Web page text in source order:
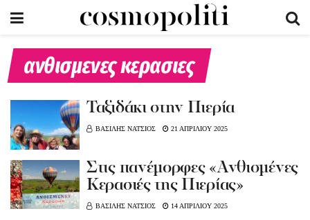
ανθισμενες κερασιες
Ταξιδάκι στην Πιερία
ΒΑΣΙΛΗΣ ΝΑΤΣΙΟΣ 21 ΑΠΡΙΛΙΟΥ 2025
Στις πανέμορφες «Ανθισμένες
Κερασιές της Πιερίας»
ΒΑΣΙΛΗΣ ΝΑΤΣΙΟΣ 14 ΑΠΡΙΛΙΟΥ 2025